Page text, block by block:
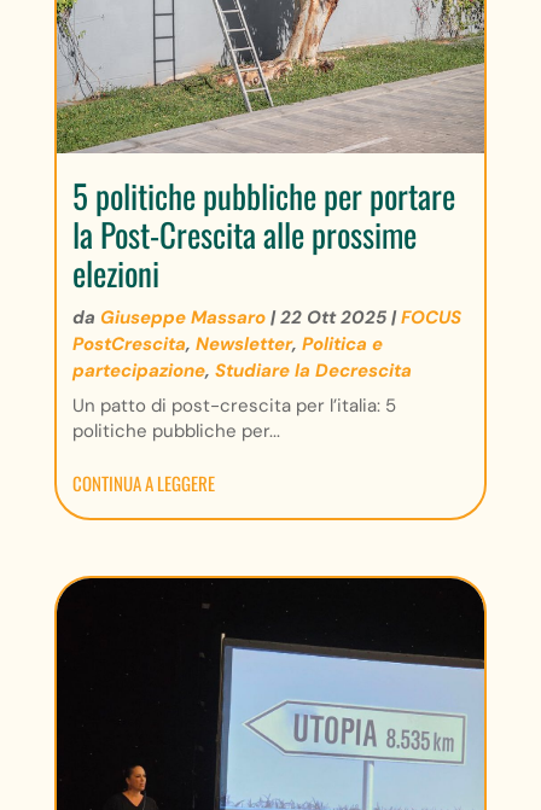
5 politiche pubbliche per portare
la Post-Crescita alle prossime
elezioni
da Giuseppe Massaro|22 Ott 2025|FOCUS
PostCrescita, Newsletter, Politica e
partecipazione, Studiare la Decrescita
Un patto di post-crescita per l’italia: 5
politiche pubbliche per...
CONTINUA A LEGGERE